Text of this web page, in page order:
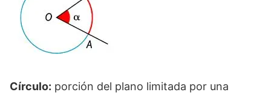
Círculo: porción del plano limitada por una